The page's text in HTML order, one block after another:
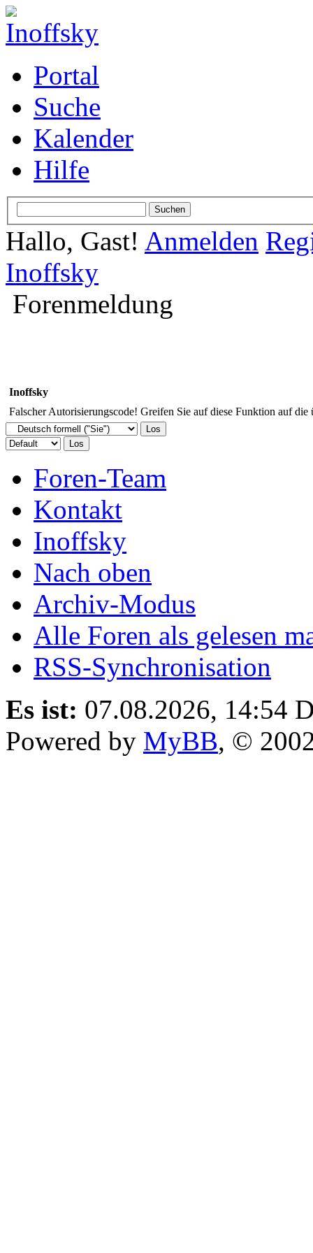
Portal
Suche
Kalender
Hilfe
Hallo, Gast! Anmelden
Inoffsky
Forenmeldung
Inoffsky
Falscher Autorisierungscode! Greifen Sie auf diese Funktion auf
Foren-Team
Kontakt
Inoffsky
Nach oben
Archiv-Modus
Alle Foren als gelesen
RSS-Synchronisation
Es ist: 07.08.2026, 14:54
Powered by MyBB, ©